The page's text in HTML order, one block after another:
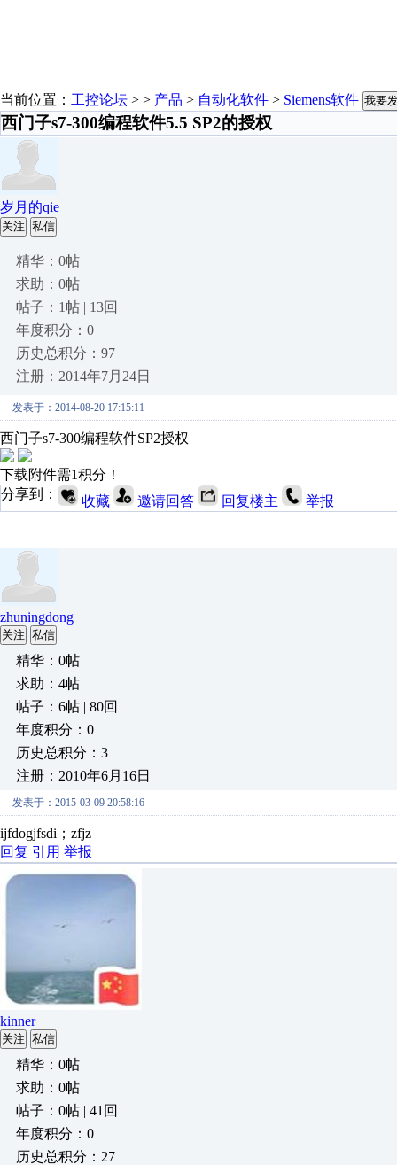
当前位置： 工控论坛 > > 产品 > 自动化软件 > Siemens软件 我要
​西门子s7-300编程软件5.5 SP2的授权
岁月的qie
关注 私信
精华：0帖
求助：0帖
帖子：1帖 | 13回
年度积分：0
历史总积分：97
注册：2014年7月24日
发表于：2014-08-20 17:15:11
西门子s7-300编程软件SP2授权
下载附件需1积分！
分享到：
收藏 邀请回答 回复楼主 举报
zhuningdong
关注 私信
精华：0帖
求助：4帖
帖子：6帖 | 80回
年度积分：0
历史总积分：3
注册：2010年6月16日
发表于：2015-03-09 20:58:16
ijfdogjfsdi；zfjz
回复 引用 举报
kinner
关注 私信
精华：0帖
求助：0帖
帖子：0帖 | 41回
年度积分：0
历史总积分：27